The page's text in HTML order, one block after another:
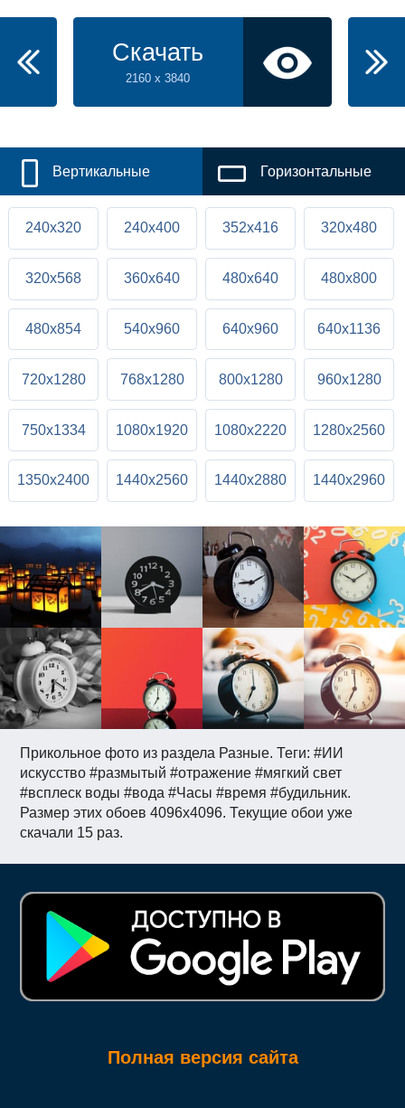
Прикольное фото из раздела Разные. Теги: #ИИ
искусство #размытый #отражение #мягкий свет
#всплеск воды #вода #Часы #время #будильник.
Размер этих обоев 4096x4096. Текущие обои уже
скачали 15 раз.
Скачать
2160 x 3840
Вертикальные Горизонтальные
240x320 240x400 352x416 320x480
320x568 360x640 480x640 480x800
480x854 540x960 640x960 640x1136
720x1280 768x1280 800x1280 960x1280
750x1334 1080x1920 1080x2220 1280x2560
1350x2400 1440x2560 1440x2880 1440x2960
Полная версия сайта